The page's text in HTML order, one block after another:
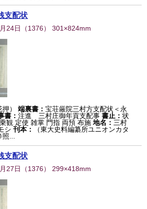
支配状
24日 （1376） 301×824mm
） 端裏書：宝荘厳院三村方支配状＜永
書：注進 三村庄御年貢支配事書止：状
観 定使 雑掌 門指 両預 布施 地名： 三村
シ刊本：
（東大史料編纂所ユニオンカタ
...
支配状
27日 （1376） 299×418mm